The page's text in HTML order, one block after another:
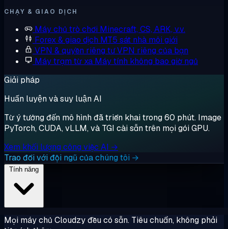
CHẠY & GIAO DỊCH
Máy chủ trò chơi Minecraft, CS, ARK, v.v.
Forex & giao dịch MT5 sát nhà môi giới
VPN & quyền riêng tưVPN riêng của bạn
Máy trạm từ xa Máy tính không bao giờ ngủ
Giải pháp
Huấn luyện và suy luận AI
Từ ý tưởng đến mô hình đã triển khai trong 60 phút. Image
PyTorch, CUDA, vLLM, và TGI cài sẵn trên mọi gói GPU.
Xem khối lượng công việc AI →
Trao đổi với đội ngũ của chúng tôi →
Mọi máy chủ Cloudzy đều có sẵn. Tiêu chuẩn, không phải